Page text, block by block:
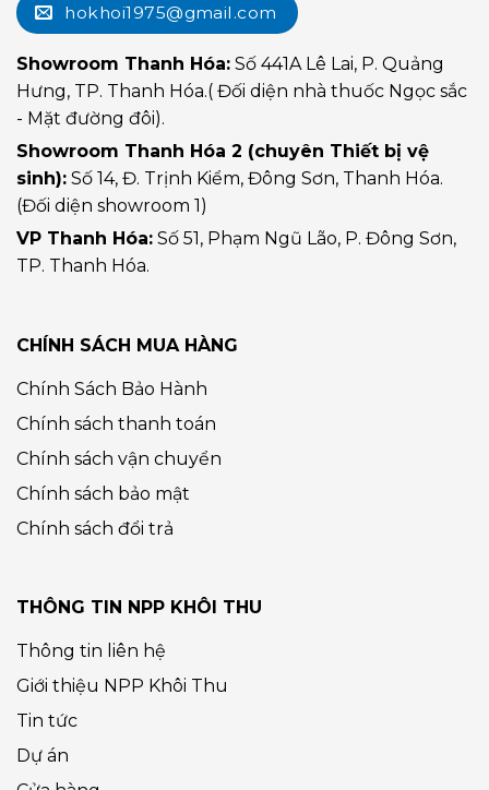
hokhoi1975@gmail.com
Showroom Thanh Hóa: Số 441A Lê Lai, P. Quảng
Hưng, TP. Thanh Hóa.( Đối diện nhà thuốc Ngọc sắc
- Mặt đường đôi).
Showroom Thanh Hóa 2 (chuyên Thiết bị vệ
sinh): Số 14, Đ. Trịnh Kiểm, Đông Sơn, Thanh Hóa.
(Đối diện showroom 1)
VP Thanh Hóa: Số 51, Phạm Ngũ Lão, P. Đông Sơn,
TP. Thanh Hóa.
CHÍNH SÁCH MUA HÀNG
Chính Sách Bảo Hành
Chính sách thanh toán
Chính sách vận chuyển
Chính sách bảo mật
Chính sách đổi trả
THÔNG TIN NPP KHÔI THU
Thông tin liên hệ
Giới thiệu NPP Khôi Thu
Tin tức
Dự án